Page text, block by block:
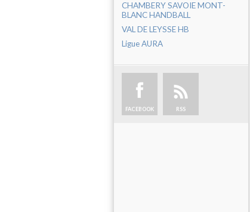
CHAMBERY SAVOIE MONT-
BLANC HANDBALL
VAL DE LEYSSE HB
Ligue AURA
FACEBOOK RSS